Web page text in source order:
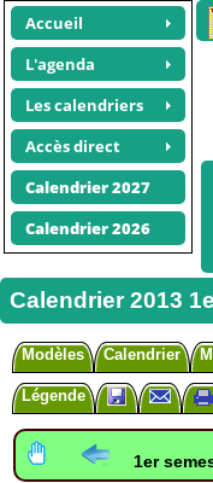
Accueil
L'agenda
Les calendriers
Accès direct
Calendrier 2027
Calendrier 2026
Calendrier 2013
Modèles Calendrier
Légende
1er